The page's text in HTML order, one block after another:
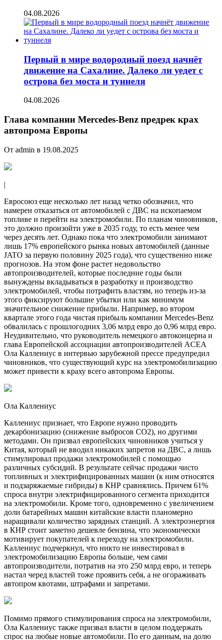
04.08.2026
Первый в мире водородный поезд начнёт
движение на Сахалине. Далеко ли уедет с
острова без моста и туннеля
04.08.2026
Глава компании Mercedes-Benz предрек крах
автопрома Европы
От admin в 19.08.2025
|
Евросоюз еще несколько лет назад четко обозначил, что
намерен отказаться от автомобилей с ДВС на ископаемом
топливе и перейти на электромобили. По планам чиновников,
это должно произойти уже в 2035 году, то есть менее чем
через десять лет. Однако пока что электромобили занимают
лишь 17% европейского рынка новых автомобилей (данные
JATO за первую половину 2025 года), что существенно ниже
прогнозов. На этом фоне растет недовольство
автопроизводителей, которые последние годы были
вынуждены вкладываться в разработку и производство
электромобилей, чтобы потрафить властям, но теперь из-за
этого фиксируют большие убытки или как минимум
значительное снижение прибыли. Например, во втором
квартале этого года чистая прибыль компании Mercedes‑Benz
обвалилась с прошлогодних 3,06 млрд евро до 0,96 млрд евро.
Неудивительно, что руководитель немецкого автоконцерна и
глава Европейской ассоциации автопроизводителей ACEA
Ола Каллениус в интервью зарубежной прессе предупредил
чиновников, что существующий курс на электромобилизацию
может привести к краху всего автопрома Европы.
Ола Каллениус
Каллениус признает, что Европе нужно проводить
декарбонизацию (снижение выбросов CO2), но другими
методами. Он призвал европейских чиновников учиться у
Китая, который не вводил никаких запретов на ДВС, а лишь
стимулировал продажи электромобилей с помощью
различных субсидий. В результате сейчас продажи чисто
топливных и электрифицированных машин (к ним относятся
и подзаряжаемые гибриды) в КНР сравнялись. Причем 61%
спроса внутри электрифицированного сегмента приходится
на электромобили. Кроме того, одновременно с увеличением
доли батарейных машин китайские власти планомерно
наращивали количество зарядных станций. А электроэнергия
в КНР стоит заметно дешевле бензина, что экономически
мотивирует покупателей к переходу на электромобили.
Каллениус подчеркнул, что никто не инвестировал в
электромобилизацию Европы больше, чем сами
автопроизводители, потратив на это 250 млрд евро, и теперь
настал черед властей тоже проявить себя, а не огораживать
автопром квотами, штрафами и запретами.
Помимо прямого стимулирования спроса на электромобили,
Ола Каллениус также призвал власти в целом поддержать
спрос на любые новые автомобили. По его данным, на долю